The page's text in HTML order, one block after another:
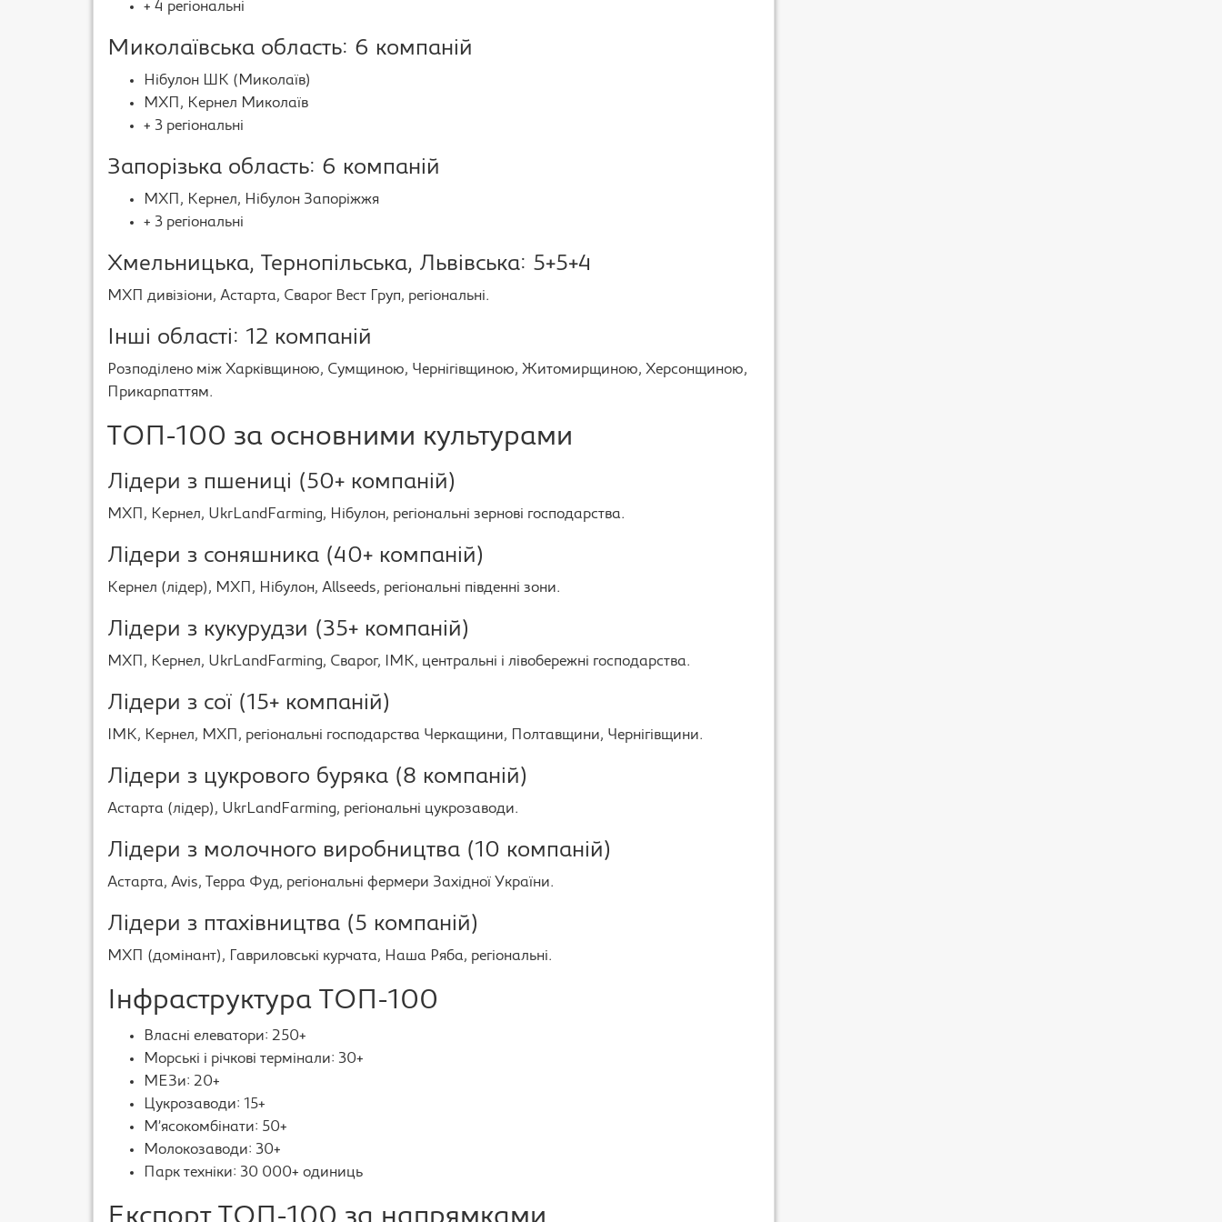
+ 4 регіональні
Миколаївська область: 6 компаній
Нібулон ШК (Миколаїв)
МХП, Кернел Миколаїв
+ 3 регіональні
Запорізька область: 6 компаній
МХП, Кернел, Нібулон Запоріжжя
+ 3 регіональні
Хмельницька, Тернопільська, Львівська: 5+5+4
МХП дивізіони, Астарта, Сварог Вест Груп, регіональні.
Інші області: 12 компаній
Розподілено між Харківщиною, Сумщиною, Чернігівщиною, Житомирщиною, Херсонщиною,
Прикарпаттям.
ТОП-100 за основними культурами
Лідери з пшениці (50+ компаній)
МХП, Кернел, UkrLandFarming, Нібулон, регіональні зернові господарства.
Лідери з соняшника (40+ компаній)
Кернел (лідер), МХП, Нібулон, Allseeds, регіональні південні зони.
Лідери з кукурудзи (35+ компаній)
МХП, Кернел, UkrLandFarming, Сварог, ІМК, центральні і лівобережні господарства.
Лідери з сої (15+ компаній)
ІМК, Кернел, МХП, регіональні господарства Черкащини, Полтавщини, Чернігівщини.
Лідери з цукрового буряка (8 компаній)
Астарта (лідер), UkrLandFarming, регіональні цукрозаводи.
Лідери з молочного виробництва (10 компаній)
Астарта, Avis, Терра Фуд, регіональні фермери Західної України.
Лідери з птахівництва (5 компаній)
МХП (домінант), Гавриловські курчата, Наша Ряба, регіональні.
Інфраструктура ТОП-100
Власні елеватори: 250+
Морські і річкові термінали: 30+
МЕЗи: 20+
Цукрозаводи: 15+
М’ясокомбінати: 50+
Молокозаводи: 30+
Парк техніки: 30 000+ одиниць